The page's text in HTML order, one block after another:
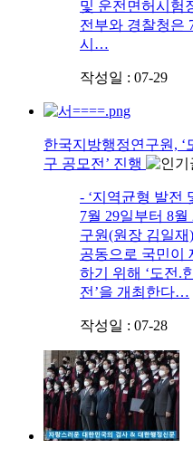
및 운전면허시험
전부와 경찰청은
시…
작성일 : 07-29
한국지방행정연구원,
구 공모전’ 진행
- ‘지역균형 발전
7월 29일부터 8
구원(원장 김일
공동으로 국민이
하기 위해 ‘도전.
전’을 개최한다…
작성일 : 07-28